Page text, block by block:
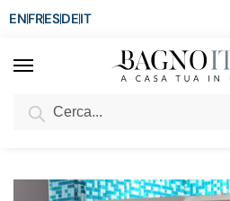
ENFRESDEIT
SCONTO del 3%